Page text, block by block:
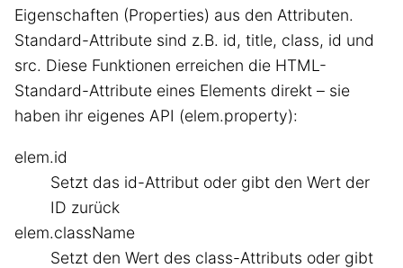
Eigenschaften (Properties) aus den Attributen.
Standard-Attribute sind z.B. id, title, class, id und
src. Diese Funktionen erreichen die HTML-
Standard-Attribute eines Elements direkt – sie
haben ihr eigenes API (elem.property):
elem.id
Setzt das id-Attribut oder gibt den Wert der
ID zurück
elem.className
Setzt den Wert des class-Attributs oder gibt